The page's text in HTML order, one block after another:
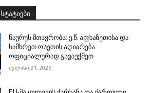
ნაურუს მთავრობა: ე.წ. აფხაზეთისა და
სამხრეთ ოსეთის აღიარება
ოფიციალურად გავაუქმეთ
ივლისი 31, 2026